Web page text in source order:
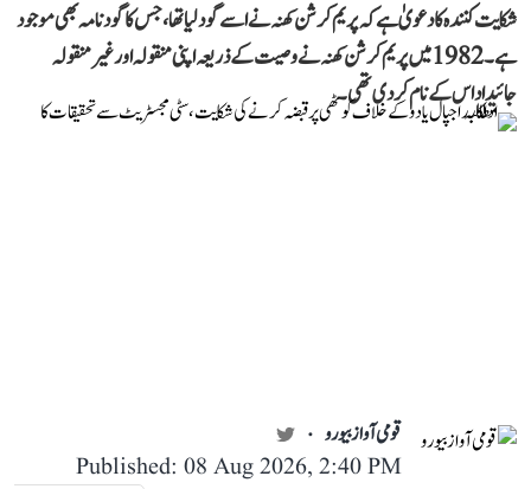
شکایت کنندہ کا دعویٰ ہے کہ پریم کرشن کھنہ نے اسے گود لیا تھا، جس کا گود نامہ بھی موجود
ہے۔ 1982 میں پریم کرشن کھنہ نے وصیت کے ذریعہ اپنی منقولہ اور غیر منقولہ
جائیداد اس کے نام کر دی تھی۔
قومی آواز بیورو
Published: 08 Aug 2026, 2:40 PM